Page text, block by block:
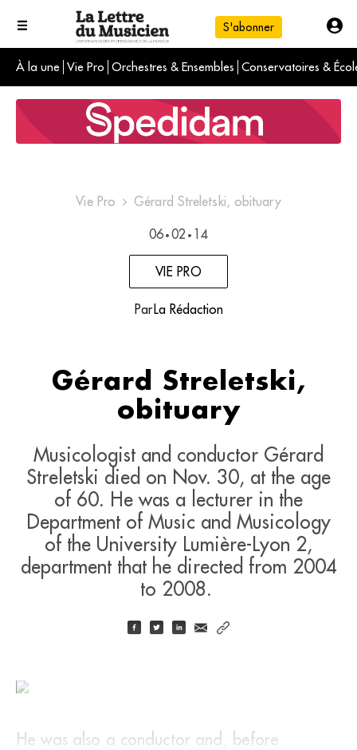
S'abonner
À la une Vie Pro Orchestres & Ensembles Conservatoires &
L'info du jour
Le numéro du mois
International
Vie Pro Gérard Streletski, obituary
06 • 02 • 14
VIE PRO
ParLa Rédaction
Gérard Streletski,
obituary
Musicologist and conductor Gérard
Streletski died on Nov. 30, at the age
of 60. He was a lecturer in the
Department of Music and Musicology
of the University Lumière-Lyon 2,
department that he directed from 2004
to 2008.
He was also a conductor and, before